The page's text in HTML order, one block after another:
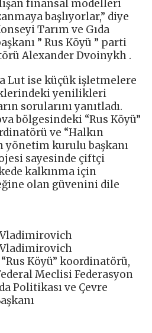
finansal modelleri
başlıyorlar,” diye
Tarım ve Gıda
” Rus Köyü ” parti
Alexander Dvoinykh .
Lut ise küçük işletmelere
yenilikleri
sorularını yanıtladı.
bölgesindeki “Rus Köyü”
ve “Halkın
kurulu başkanı
sayesinde çiftçi
kalkınma için
olan güvenini dile
Köyü” koordinatörü,
Meclisi Federasyon
Politikası ve Çevre